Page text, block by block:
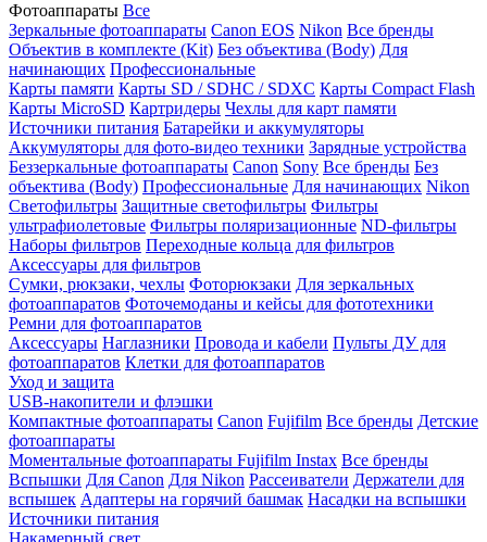
Фотоаппараты Все
Зеркальные фотоаппараты Canon EOS Nikon Все бренды
Объектив в комплекте (Kit) Без объектива (Body) Для
начинающих Профессиональные
Карты памяти Карты SD / SDHC / SDXC Карты Compact Flash
Карты MicroSD Картридеры Чехлы для карт памяти
Источники питания Батарейки и аккумуляторы
Аккумуляторы для фото-видео техники Зарядные устройства
Беззеркальные фотоаппараты Canon Sony Все бренды Без
объектива (Body) Профессиональные Для начинающих Nikon
Светофильтры Защитные светофильтры Фильтры
ультрафиолетовые Фильтры поляризационные ND-фильтры
Наборы фильтров Переходные кольца для фильтров
Аксессуары для фильтров
Сумки, рюкзаки, чехлы Фоторюкзаки Для зеркальных
фотоаппаратов Фоточемоданы и кейсы для фототехники
Ремни для фотоаппаратов
Аксессуары Наглазники Провода и кабели Пульты ДУ для
фотоаппаратов Клетки для фотоаппаратов
Уход и защита
USB-накопители и флэшки
Компактные фотоаппараты Canon Fujifilm Все бренды Детские
фотоаппараты
Моментальные фотоаппараты Fujifilm Instax Все бренды
Вспышки Для Canon Для Nikon Рассеиватели Держатели для
вспышек Адаптеры на горячий башмак Насадки на вспышки
Источники питания
Накамерный свет